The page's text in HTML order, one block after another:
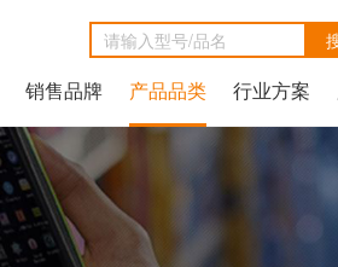
销售品牌 产品品类 行业方案